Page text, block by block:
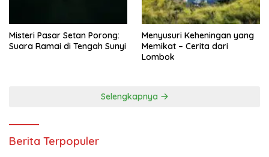
Misteri Pasar Setan Porong:
Suara Ramai di Tengah Sunyi
Menyusuri Keheningan yang
Memikat – Cerita dari
Lombok
Selengkapnya
Berita Terpopuler